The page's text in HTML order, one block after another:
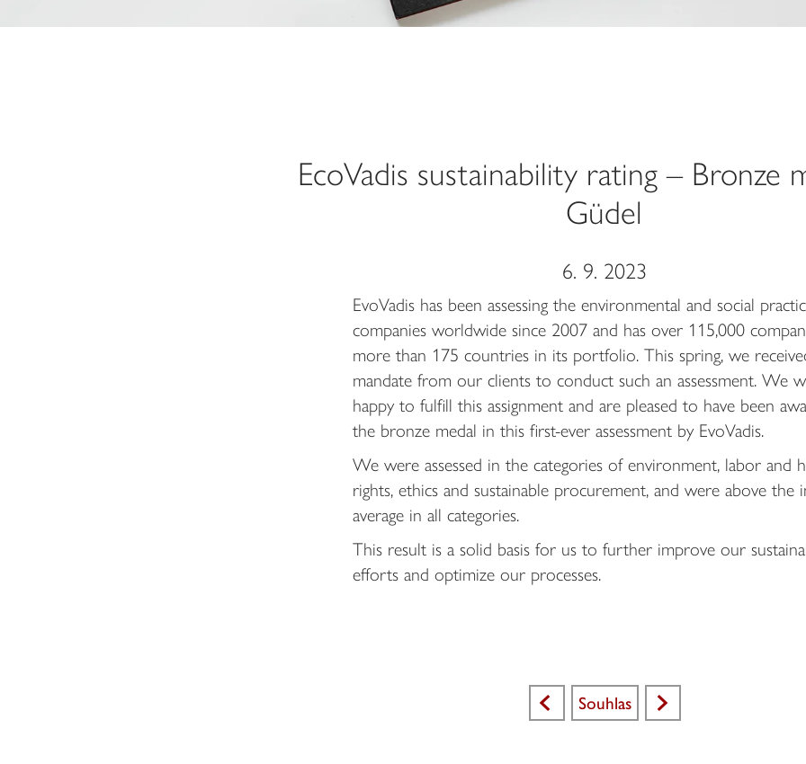
EcoVadis sustainability rating – Bronze
Güdel
6. 9. 2023
EvoVadis has been assessing the environmental and social
companies worldwide since 2007 and has over 115,000
more than 175 countries in its portfolio. This spring, we
mandate from our clients to conduct such an assessment. We
happy to fulfill this assignment and are pleased to have been
the bronze medal in this first-ever assessment by EvoVadis.
We were assessed in the categories of environment, labor and
rights, ethics and sustainable procurement, and were above the
average in all categories.
This result is a solid basis for us to further improve our
efforts and optimize our processes.
Souhlas